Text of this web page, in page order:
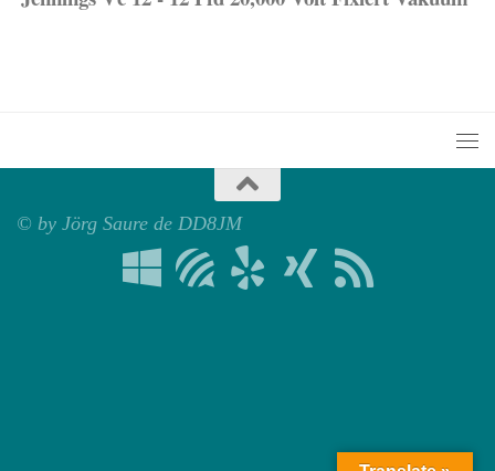
© by Jörg Saure de DD8JM